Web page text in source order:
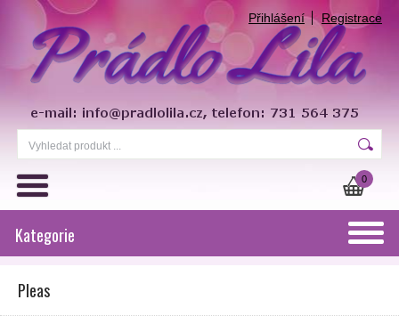
Přihlášení Registrace
0
Kategorie
Pleas